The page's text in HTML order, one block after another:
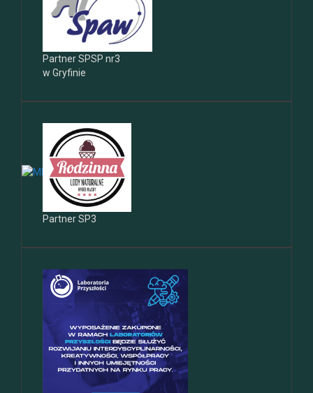
Partner SPSP nr3
w Gryfinie
Partner SP3